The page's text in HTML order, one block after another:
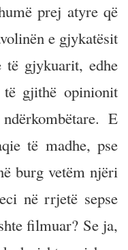
prej atyre që
e gjykatësit
të gjykuarit, edhe
gjithë opinionit
E
të madhe, pse
burg vetëm njëri
në rrjetë sepse
filmuar? Se ja,